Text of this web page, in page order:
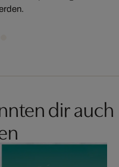
dir auch